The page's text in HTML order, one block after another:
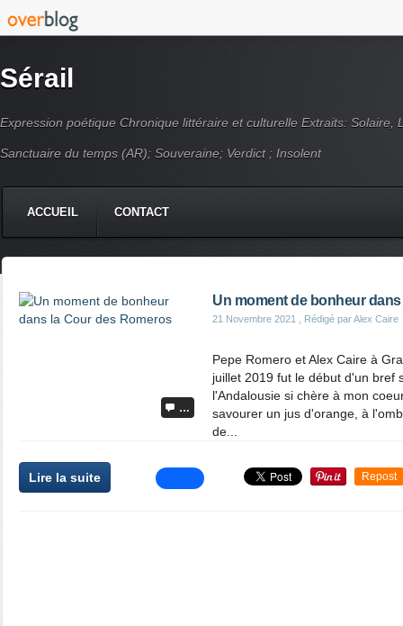
Sérail
Expression poétique Chronique littéraire et culturelle Extraits: Solaire,
Sanctuaire du temps (AR); Souveraine; Verdict ; Insolent
ACCUEIL CONTACT
…
Un moment de bonheur
21 Novembre 2021 , Rédigé par Alex Caire
Pepe Romero et Alex Caire à
juillet 2019 fut le début d'un bref
l'Andalousie si chère à mon
savourer un jus d'orange, à
de...
Lire la suite Repost